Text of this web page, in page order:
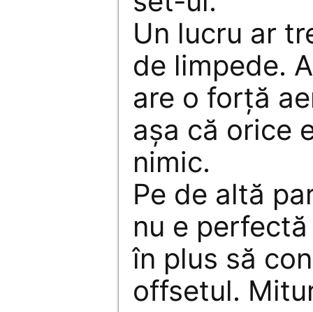
Un lucru ar
de limpede.
are o forţă
aşa că orice
nimic.
Pe de altă
nu e
în plus să
offsetul.